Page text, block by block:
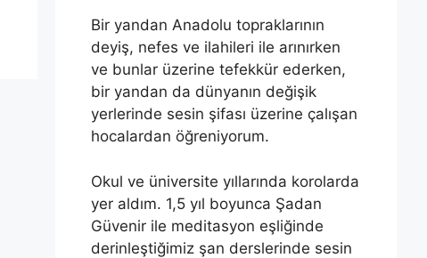
Bir yandan Anadolu topraklarının
deyiş, nefes ve ilahileri ile arınırken
ve bunlar üzerine tefekkür ederken,
bir yandan da dünyanın değişik
yerlerinde sesin şifası üzerine çalışan
hocalardan öğreniyorum.
Okul ve üniversite yıllarında korolarda
yer aldım. 1,5 yıl boyunca Şadan
Güvenir ile meditasyon eşliğinde
derinleştiğimiz şan derslerinde sesin